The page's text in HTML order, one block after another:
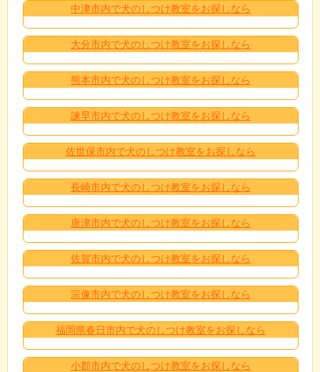
中津市内で犬のしつけ教室をお探しなら
大分市内で犬のしつけ教室をお探しなら
熊本市内で犬のしつけ教室をお探しなら
諫早市内で犬のしつけ教室をお探しなら
佐世保市内で犬のしつけ教室をお探しなら
長崎市内で犬のしつけ教室をお探しなら
唐津市内で犬のしつけ教室をお探しなら
佐賀市内で犬のしつけ教室をお探しなら
宗像市内で犬のしつけ教室をお探しなら
福岡県春日市内で犬のしつけ教室をお探しなら
小郡市内で犬のしつけ教室をお探しなら